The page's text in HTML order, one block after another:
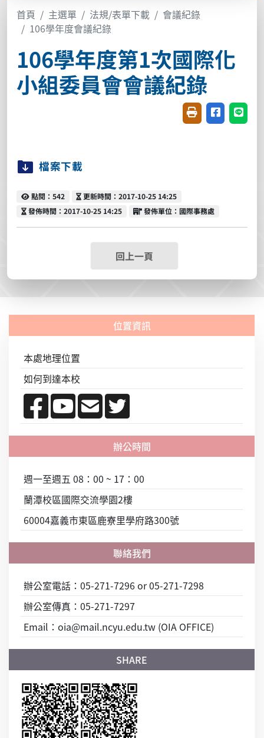
首頁 主選單 法規/表單下載
會議紀錄
106學年度會議紀錄
106學年度第1次國際化
小組委員會會議紀錄
友善列印(開新視
分享至臉書
分享
檔案下載
點閱
點閱：542 更新時間
更新時間：2017-10-25 14:25
發佈時間
發佈時間：2017-10-25 14:25 發佈單位
發佈單位：國際事務處
回上一頁
本處地理位置
如何到達本校
週一至週五 08：00 ~ 17：00
蘭潭校區國際交流學園2樓
60004嘉義市東區鹿寮里學府路300號
辦公室電話：05-271-7296 or 05-271-7298
辦公室傳真：05-271-7297
Email：oia@mail.ncyu.edu.tw (OIA OFFICE)